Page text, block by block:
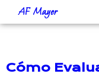
AF Mayer
Cómo